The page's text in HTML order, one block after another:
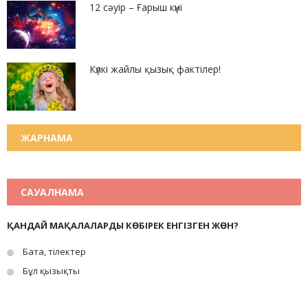
12 сәуір – Ғарыш күні
Күлкі жайлы қызық фактілер!
ЖАРНАМА
САУАЛНАМА
ҚАНДАЙ МАҚАЛАЛАРДЫ КӨБІРЕК ЕНГІЗГЕН ЖӨН?
Бата, тілектер
Бұл қызықты